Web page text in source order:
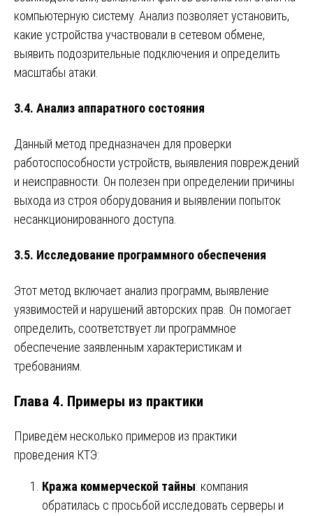
компьютерную систему. Анализ позволяет установить,
какие устройства участвовали в сетевом обмене,
выявить подозрительные подключения и определить
масштабы атаки.
3.4. Анализ аппаратного состояния
Данный метод предназначен для проверки
работоспособности устройств, выявления повреждений
и неисправности. Он полезен при определении причины
выхода из строя оборудования и выявлении попыток
несанкционированного доступа.
3.5. Исследование программного обеспечения
Этот метод включает анализ программ, выявление
уязвимостей и нарушений авторских прав. Он помогает
определить, соответствует ли программное
обеспечение заявленным характеристикам и
требованиям.
Глава 4. Примеры из практики
Приведём несколько примеров из практики
проведения КТЭ:
Кража коммерческой тайны: компания
обратилась с просьбой исследовать серверы и